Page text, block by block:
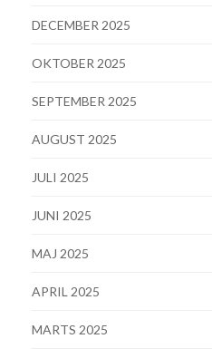
DECEMBER 2025
OKTOBER 2025
SEPTEMBER 2025
AUGUST 2025
JULI 2025
JUNI 2025
MAJ 2025
APRIL 2025
MARTS 2025